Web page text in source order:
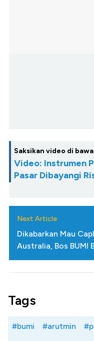
Saksikan video di
Video: Instrumen
Pasar Dibayangi
Next Article
Dikabarkan Mau
Australia, Bos BUMI
Tags
#bumi #arutmin